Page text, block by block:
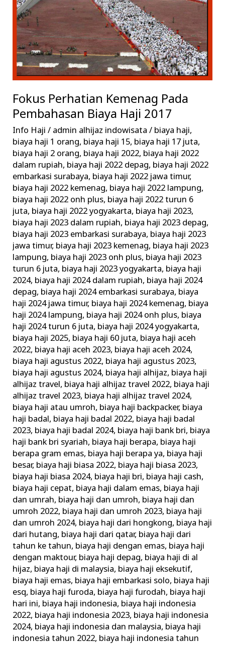
Fokus Perhatian Kemenag Pada
Pembahasan Biaya Haji 2017
Info Haji / admin alhijaz indowisata/ biaya haji,
biaya haji 1 orang, biaya haji 15, biaya haji 17 juta,
biaya haji 2 orang, biaya haji 2022, biaya haji 2022
dalam rupiah, biaya haji 2022 depag, biaya haji 2022
embarkasi surabaya, biaya haji 2022 jawa timur,
biaya haji 2022 kemenag, biaya haji 2022 lampung,
biaya haji 2022 onh plus, biaya haji 2022 turun 6
juta, biaya haji 2022 yogyakarta, biaya haji 2023,
biaya haji 2023 dalam rupiah, biaya haji 2023 depag,
biaya haji 2023 embarkasi surabaya, biaya haji 2023
jawa timur, biaya haji 2023 kemenag, biaya haji 2023
lampung, biaya haji 2023 onh plus, biaya haji 2023
turun 6 juta, biaya haji 2023 yogyakarta, biaya haji
2024, biaya haji 2024 dalam rupiah, biaya haji 2024
depag, biaya haji 2024 embarkasi surabaya, biaya
haji 2024 jawa timur, biaya haji 2024 kemenag, biaya
haji 2024 lampung, biaya haji 2024 onh plus, biaya
haji 2024 turun 6 juta, biaya haji 2024 yogyakarta,
biaya haji 2025, biaya haji 60 juta, biaya haji aceh
2022, biaya haji aceh 2023, biaya haji aceh 2024,
biaya haji agustus 2022, biaya haji agustus 2023,
biaya haji agustus 2024, biaya haji alhijaz, biaya haji
alhijaz travel, biaya haji alhijaz travel 2022, biaya haji
alhijaz travel 2023, biaya haji alhijaz travel 2024,
biaya haji atau umroh, biaya haji backpacker, biaya
haji badal, biaya haji badal 2022, biaya haji badal
2023, biaya haji badal 2024, biaya haji bank bri, biaya
haji bank bri syariah, biaya haji berapa, biaya haji
berapa gram emas, biaya haji berapa ya, biaya haji
besar, biaya haji biasa 2022, biaya haji biasa 2023,
biaya haji biasa 2024, biaya haji bri, biaya haji cash,
biaya haji cepat, biaya haji dalam emas, biaya haji
dan umrah, biaya haji dan umroh, biaya haji dan
umroh 2022, biaya haji dan umroh 2023, biaya haji
dan umroh 2024, biaya haji dari hongkong, biaya haji
dari hutang, biaya haji dari qatar, biaya haji dari
tahun ke tahun, biaya haji dengan emas, biaya haji
dengan maktour, biaya haji depag, biaya haji di al
hijaz, biaya haji di malaysia, biaya haji eksekutif,
biaya haji emas, biaya haji embarkasi solo, biaya haji
esq, biaya haji furoda, biaya haji furodah, biaya haji
hari ini, biaya haji indonesia, biaya haji indonesia
2022, biaya haji indonesia 2023, biaya haji indonesia
2024, biaya haji indonesia dan malaysia, biaya haji
indonesia tahun 2022, biaya haji indonesia tahun
Biaya
Haji
2017